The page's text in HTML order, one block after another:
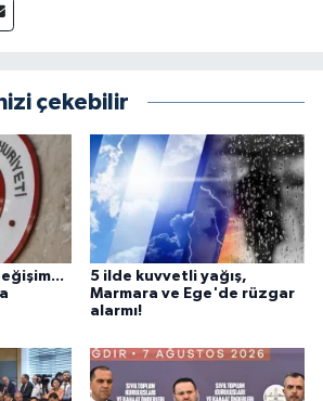
çekebilir
5 ilde kuvvetli yağış,
Marmara ve Ege'de rüzgar
alarmı!